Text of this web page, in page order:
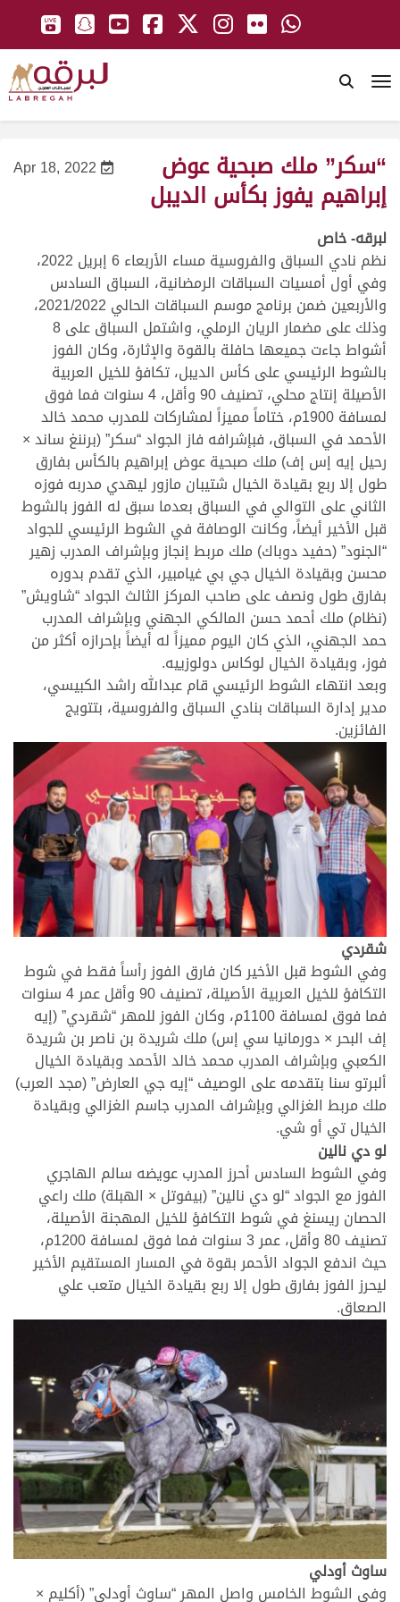
Apr 18, 2022 “سكر” ملك صبحية عوض
إبراهيم يفوز بكأس الديبل
لبرقه- خاص
نظم نادي السباق والفروسية مساء الأربعاء 6 إبريل 2022،
وفي أول أمسيات السباقات الرمضانية، السباق السادس
والأربعين ضمن برنامج موسم السباقات الحالي 2021/2022،
وذلك على مضمار الريان الرملي، واشتمل السباق على 8
أشواط جاءت جميعها حافلة بالقوة والإثارة، وكان الفوز
بالشوط الرئيسي على كأس الديبل، تكافؤ للخيل العربية
الأصيلة إنتاج محلي، تصنيف 90 وأقل، 4 سنوات فما فوق
لمسافة 1900م، ختاماً مميزاً لمشاركات للمدرب محمد خالد
الأحمد في السباق، فبإشرافه فاز الجواد “سكر” (برننغ ساند ×
رحيل إيه إس إف) ملك صبحية عوض إبراهيم بالكأس بفارق
طول إلا ربع بقيادة الخيال شتيبان مازور ليهدي مدربه فوزه
الثاني على التوالي في السباق بعدما سبق له الفوز بالشوط
قبل الأخير أيضاً، وكانت الوصافة في الشوط الرئيسي للجواد
“الجنود” (حفيد دوباك) ملك مربط إنجاز وبإشراف المدرب زهير
محسن وبقيادة الخيال جي بي غيامبير، الذي تقدم بدوره
بفارق طول ونصف على صاحب المركز الثالث الجواد “شاويش”
(نظام) ملك أحمد حسن المالكي الجهني وبإشراف المدرب
حمد الجهني، الذي كان اليوم مميزاً له أيضاً بإحرازه أكثر من
فوز، وبقيادة الخيال لوكاس دولوزييه.
وبعد انتهاء الشوط الرئيسي قام عبدالله راشد الكبيسي،
مدير إدارة السباقات بنادي السباق والفروسية، بتتويج
الفائزين.
شقردي
وفي الشوط قبل الأخير كان فارق الفوز رأساً فقط في شوط
التكافؤ للخيل العربية الأصيلة، تصنيف 90 وأقل عمر 4 سنوات
فما فوق لمسافة 1100م، وكان الفوز للمهر “شقردي” (إيه
إف البحر × دورمانيا سي إس) ملك شريدة بن ناصر بن شريدة
الكعبي وبإشراف المدرب محمد خالد الأحمد وبقيادة الخيال
ألبرتو سنا بتقدمه على الوصيف “إيه جي العارض” (مجد العرب)
ملك مربط الغزالي وبإشراف المدرب جاسم الغزالي وبقيادة
الخيال تي أو شي.
لو دي نالين
وفي الشوط السادس أحرز المدرب عويضه سالم الهاجري
الفوز مع الجواد “لو دي نالين” (بيفوتل × الهبلة) ملك راعي
الحصان ريسنغ في شوط التكافؤ للخيل المهجنة الأصيلة،
تصنيف 80 وأقل، عمر 3 سنوات فما فوق لمسافة 1200م،
حيث اندفع الجواد الأحمر بقوة في المسار المستقيم الأخير
ليحرز الفوز بفارق طول إلا ربع بقيادة الخيال متعب علي
الصعاق.
ساوث أودلي
وفي الشوط الخامس واصل المهر “ساوث أودلي” (أكليم ×